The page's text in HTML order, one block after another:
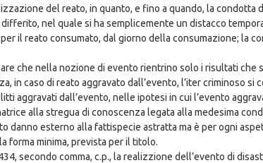
del reato, in quanto, e fino a quando, la
nel quale si ha semplicemente un distacco
il reato consumato, dal giorno della consumazione; la
che nella nozione di evento rientrino solo i risultati
in caso di reato aggravato dall’evento, l’iter criminoso
aggravati dall’evento, nelle ipotesi in cui l’evento
alla stregua di conoscenza legata alla medesima
danno esterno alla fattispecie astratta ma è per ogni
forma minima, prevista per il titolo.
secondo comma, c.p., la realizzione dell’evento di